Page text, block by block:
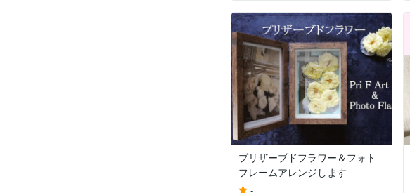
プリザーブドフラワー＆フォト
フレームアレンジします
-